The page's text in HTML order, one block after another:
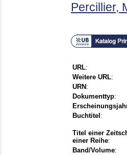
Percillier,
URL:
Weitere URL:
URN :
Dokumenttyp:
Buchtitel :
Titel einer
einer Reihe:
Band/Volume: